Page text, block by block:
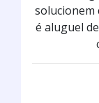
solucionem
é aluguel